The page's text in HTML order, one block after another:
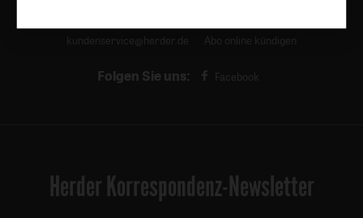
kundenservice@herder.de
Abo online kündigen
Folgen Sie uns: Facebook
Herder Korrespondenz-Newsletter